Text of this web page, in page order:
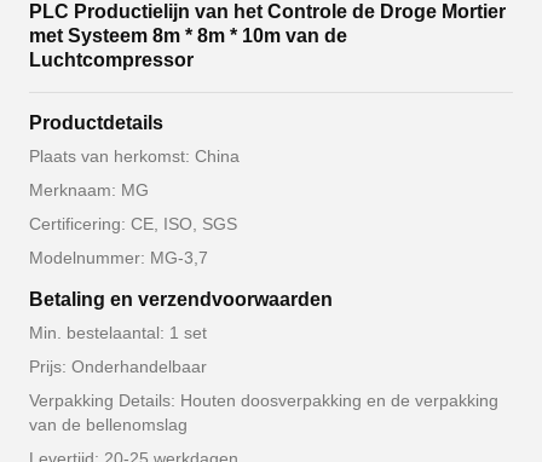
PLC Productielijn van het Controle de Droge Mortier
met Systeem 8m * 8m * 10m van de
Luchtcompressor
Productdetails
Plaats van herkomst: China
Merknaam: MG
Certificering: CE, ISO, SGS
Modelnummer: MG-3,7
Betaling en verzendvoorwaarden
Min. bestelaantal: 1 set
Prijs: Onderhandelbaar
Verpakking Details: Houten doosverpakking en de verpakking
van de bellenomslag